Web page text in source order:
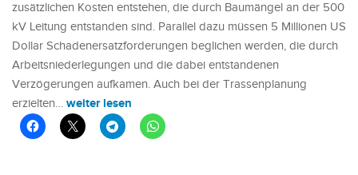
zusätzlichen Kosten entstehen, die durch Baumängel an der 500
kV Leitung entstanden sind. Parallel dazu müssen 5 Millionen US
Dollar Schadenersatzforderungen beglichen werden, die durch
Arbeitsniederlegungen und die dabei entstandenen
Verzögerungen aufkamen. Auch bei der Trassenplanung
erzielten… weiter lesen